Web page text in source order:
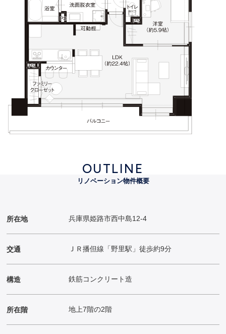
OUTLINE
リノベーション物件概要
所在地 兵庫県姫路市西中島12-4
交通 ＪＲ播但線「野里駅」徒歩約9分
構造 鉄筋コンクリート造
所在階 地上7階の2階